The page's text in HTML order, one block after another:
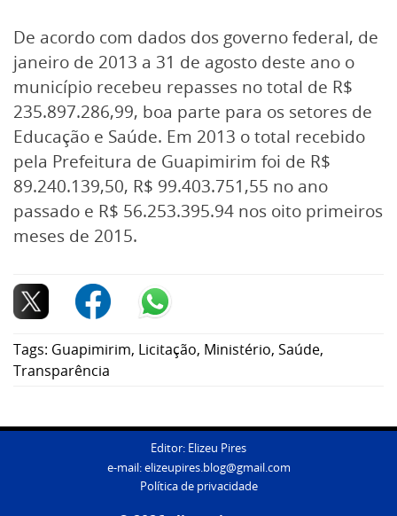
De acordo com dados dos governo federal, de
janeiro de 2013 a 31 de agosto deste ano o
município recebeu repasses no total de R$
235.897.286,99, boa parte para os setores de
Educação e Saúde. Em 2013 o total recebido
pela Prefeitura de Guapimirim foi de R$
89.240.139,50, R$ 99.403.751,55 no ano
passado e R$ 56.253.395.94 nos oito primeiros
meses de 2015.
Tags: Guapimirim, Licitação, Ministério, Saúde,
Transparência
Editor: Elizeu Pires
e-mail:elizeupires.blog@gmail.com
Política de privacidade